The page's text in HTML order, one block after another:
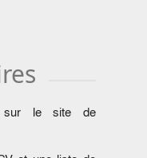
sur le site de